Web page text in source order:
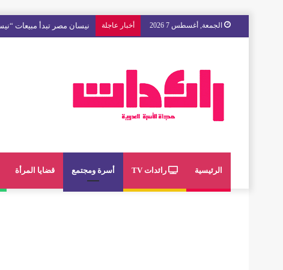
الجمعة, أغسطس 7 2026 أخبار عاجلة مع « The Next Ad » ، إنوي يُسند حملته الإعلانية المقبلة إلى الشباب المغربي
الرئيسية رائدات TV أسرة ومجتمع قضايا المرأة